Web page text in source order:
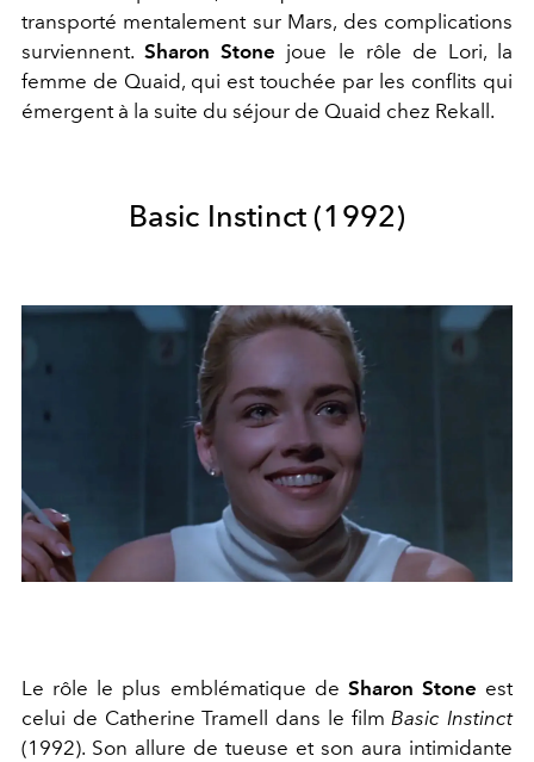
transporté mentalement sur Mars, des complications
surviennent.Sharon Stone joue le rôle de Lori, la
femme de Quaid, qui est touchée par les conflits qui
émergent à la suite du séjour de Quaid chez Rekall.
Basic Instinct (1992)
Le rôle le plus emblématique de Sharon Stone est
celui de Catherine Tramell dans le filmBasic Instinct
(1992). Son allure de tueuse et son aura intimidante